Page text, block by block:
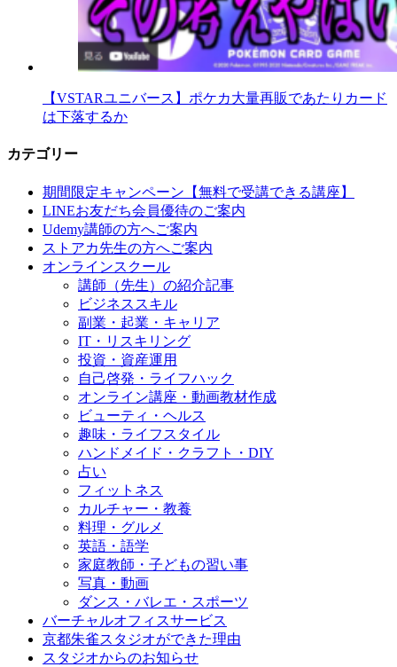
【VSTARユニバース】ポケカ大量再販であたりカード
は下落するか
カテゴリー
期間限定キャンペーン【無料で受講できる講座】
LINEお友だち会員優待のご案内
Udemy講師の方へご案内
ストアカ先生の方へご案内
オンラインスクール
講師（先生）の紹介記事
ビジネススキル
副業・起業・キャリア
IT・リスキリング
投資・資産運用
自己啓発・ライフハック
オンライン講座・動画教材作成
ビューティ・ヘルス
趣味・ライフスタイル
ハンドメイド・クラフト・DIY
占い
フィットネス
カルチャー・教養
料理・グルメ
英語・語学
家庭教師・子どもの習い事
写真・動画
ダンス・バレエ・スポーツ
バーチャルオフィスサービス
京都朱雀スタジオができた理由
スタジオからのお知らせ